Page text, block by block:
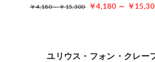
￥4,180～ ￥15,300 ￥4,180 ～ ￥
ユリウス・フォン・クレー